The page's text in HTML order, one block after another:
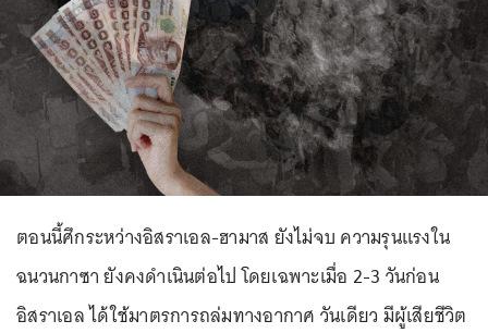
ตอนนี้ศึกระหว่างอิสราเอล-ฮามาส ยังไม่จบ ความรุนแรงใน
ฉนวนกาซา ยังคงดำเนินต่อไป โดยเฉพาะเมื่อ 2-3 วันก่อน
อิสราเอล ได้ใช้มาตรการถล่มทางอากาศ วันเดียว มีผู้เสียชีวิต